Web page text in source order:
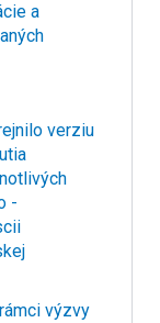
a
verziu
-
výzvy